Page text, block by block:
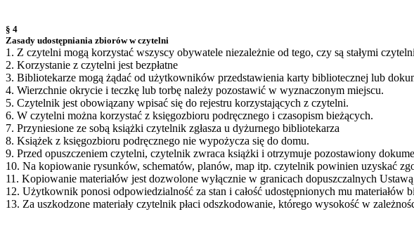
§ 4
Zasady udostępniania zbiorów w czytelni
1. Z czytelni mogą korzystać wszyscy obywatele niezależnie od tego, czy są stałymi
2. Korzystanie z czytelni jest bezpłatne
3. Bibliotekarze mogą żądać od użytkowników przedstawienia karty bibliotecznej lub
4. Wierzchnie okrycie i teczkę lub torbę należy pozostawić w wyznaczonym miejscu.
5. Czytelnik jest obowiązany wpisać się do rejestru korzystających z czytelni.
6. W czytelni można korzystać z księgozbioru podręcznego i czasopism bieżących.
7. Przyniesione ze sobą książki czytelnik zgłasza u dyżurnego bibliotekarza
8. Książek z księgozbioru podręcznego nie wypożycza się do domu.
9. Przed opuszczeniem czytelni, czytelnik zwraca książki i otrzymuje pozostawiony
10. Na kopiowanie rysunków, schematów, planów, map itp. czytelnik powinien uzyskać
11. Kopiowanie materiałów jest dozwolone wyłącznie w granicach dopuszczalnych
12. Użytkownik ponosi odpowiedzialność za stan i całość udostępnionych mu
13. Za uszkodzone materiały czytelnik płaci odszkodowanie, którego wysokość w